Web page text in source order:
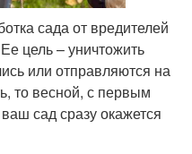
сада от вредителей
цель – уничтожить
или отправляются на
то весной, с первым
сад сразу окажется